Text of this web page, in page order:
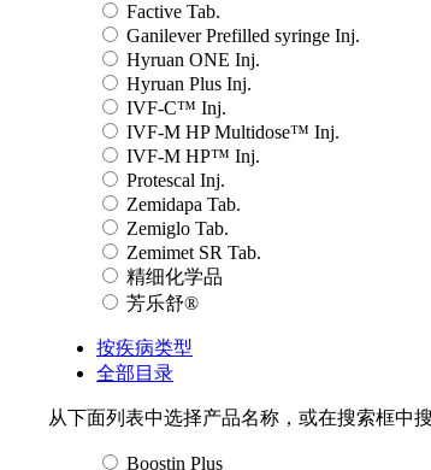
Factive Tab.
Ganilever Prefilled syringe Inj.
Hyruan ONE Inj.
Hyruan Plus Inj.
IVF-C™ Inj.
IVF-M HP Multidose™ Inj.
IVF-M HP™ Inj.
Protescal Inj.
Zemidapa Tab.
Zemiglo Tab.
Zemimet SR Tab.
精细化学品
芳乐舒®
按疾病类型
全部目录
从下面列表中选择产品名称，或在搜索框中
Boostin Plus